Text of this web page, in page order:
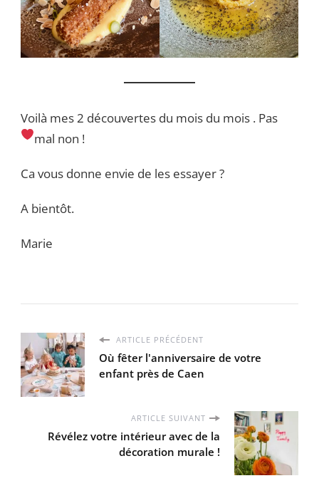
Voilà mes 2 découvertes du mois du mois . Pas
mal non !
Ca vous donne envie de les essayer ?
A bientôt.
Marie
ARTICLE PRÉCÉDENT
Où fêter l'anniversaire de votre
enfant près de Caen
ARTICLE SUIVANT
Révélez votre intérieur avec de la
décoration murale !